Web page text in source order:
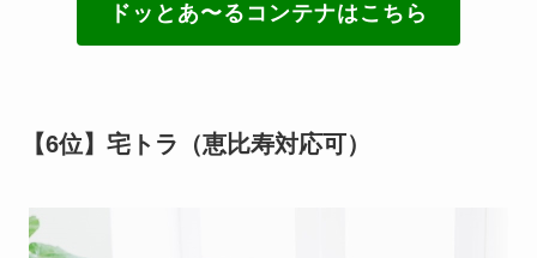
ドッとあ〜るコンテナはこちら
【6位】宅トラ（恵比寿対応可）